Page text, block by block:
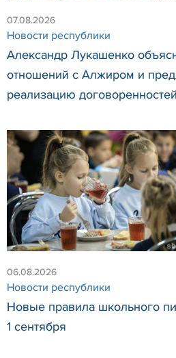
07.08.2026
Новости республики
Александр Лукашенко
отношений с Алжиром и
реализацию договоренностей
06.08.2026
Новости республики
Новые правила школьного
1 сентября